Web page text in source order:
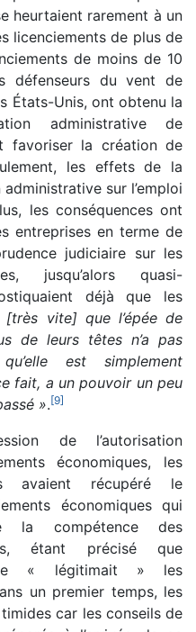
heurtaient rarement à un
licenciements de plus de
de moins de 10
défenseurs du vent de
États-Unis, ont obtenu la
administrative de
favoriser la création de
les effets de la
sur l’emploi
les conséquences ont
entreprises en terme de
judiciaire sur les
jusqu’alors quasi-
déjà que les
[très vite] que l’épée de
de leurs têtes n’a pas
est simplement
fait, a un pouvoir un peu
».[9]
de l’autorisation
économiques, les
avaient récupéré le
économiques qui
la compétence des
étant précisé que
« légitimait » les
un premier temps, les
car les conseils de